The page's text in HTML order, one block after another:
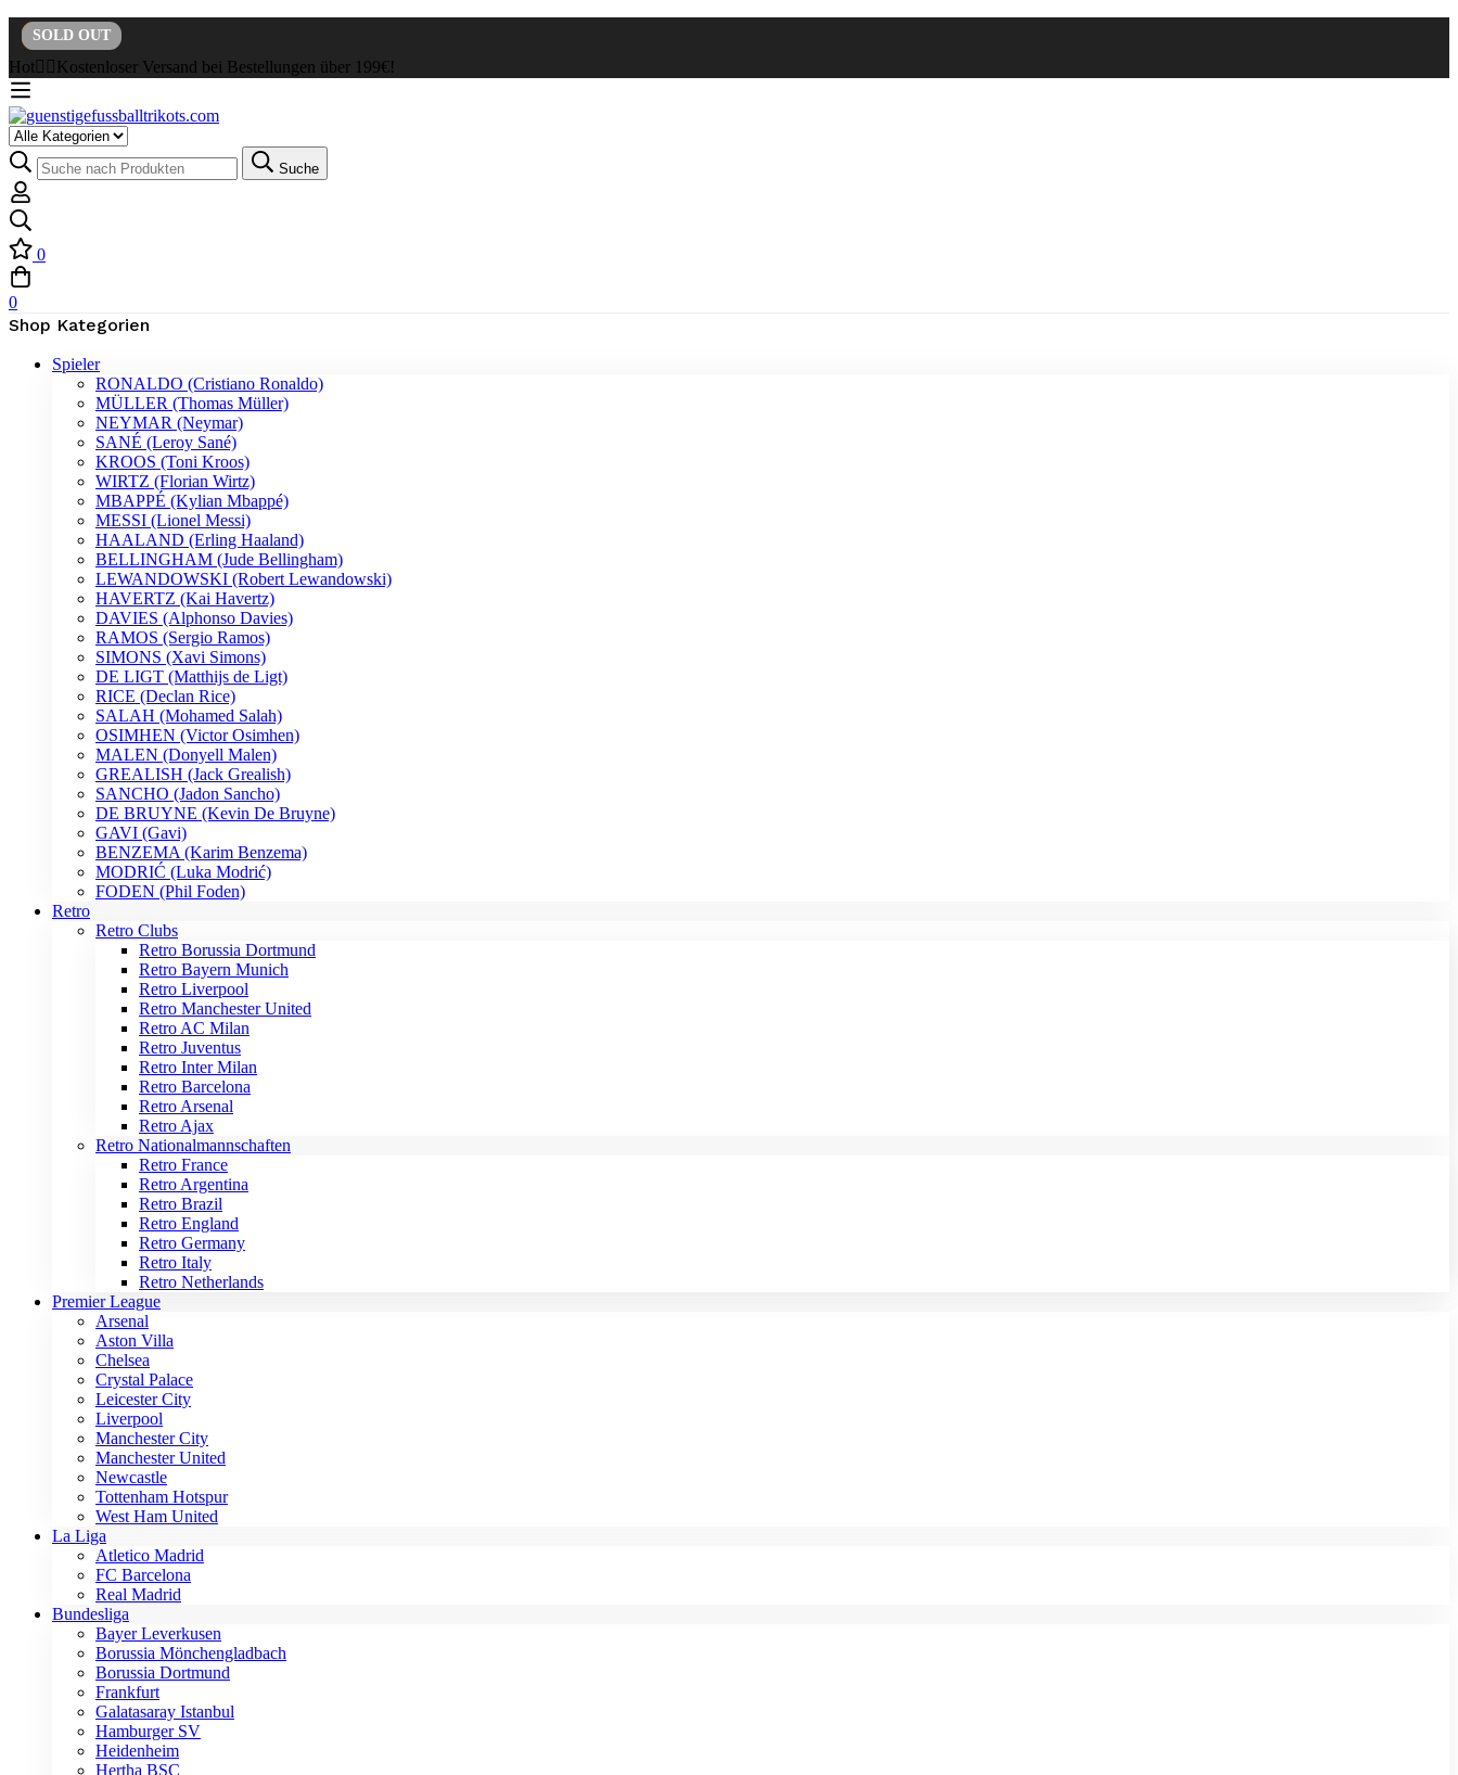
Hot ✌🏼Kostenloser Versand bei Bestellungen über 199€!
Suche
0
0
Shop Kategorien
Spieler
RONALDO (Cristiano Ronaldo)
MÜLLER (Thomas Müller)
NEYMAR (Neymar)
SANÉ (Leroy Sané)
KROOS (Toni Kroos)
WIRTZ (Florian Wirtz)
MBAPPÉ (Kylian Mbappé)
MESSI (Lionel Messi)
HAALAND (Erling Haaland)
BELLINGHAM (Jude Bellingham)
LEWANDOWSKI (Robert Lewandowski)
HAVERTZ (Kai Havertz)
DAVIES (Alphonso Davies)
RAMOS (Sergio Ramos)
SIMONS (Xavi Simons)
DE LIGT (Matthijs de Ligt)
RICE (Declan Rice)
SALAH (Mohamed Salah)
OSIMHEN (Victor Osimhen)
MALEN (Donyell Malen)
GREALISH (Jack Grealish)
SANCHO (Jadon Sancho)
DE BRUYNE (Kevin De Bruyne)
GAVI (Gavi)
BENZEMA (Karim Benzema)
MODRIĆ (Luka Modrić)
FODEN (Phil Foden)
Retro
Retro Clubs
Retro Borussia Dortmund
Retro Bayern Munich
Retro Liverpool
Retro Manchester United
Retro AC Milan
Retro Juventus
Retro Inter Milan
Retro Barcelona
Retro Arsenal
Retro Ajax
Retro Nationalmannschaften
Retro France
Retro Argentina
Retro Brazil
Retro England
Retro Germany
Retro Italy
Retro Netherlands
Premier League
Arsenal
Aston Villa
Chelsea
Crystal Palace
Leicester City
Liverpool
Manchester City
Manchester United
Newcastle
Tottenham Hotspur
West Ham United
La Liga
Atletico Madrid
FC Barcelona
Real Madrid
Bundesliga
Bayer Leverkusen
Borussia Mönchengladbach
Borussia Dortmund
Frankfurt
Galatasaray Istanbul
Hamburger SV
Heidenheim
Hertha BSC
-39%
-39%
-43%
-39%
SOLD OUT